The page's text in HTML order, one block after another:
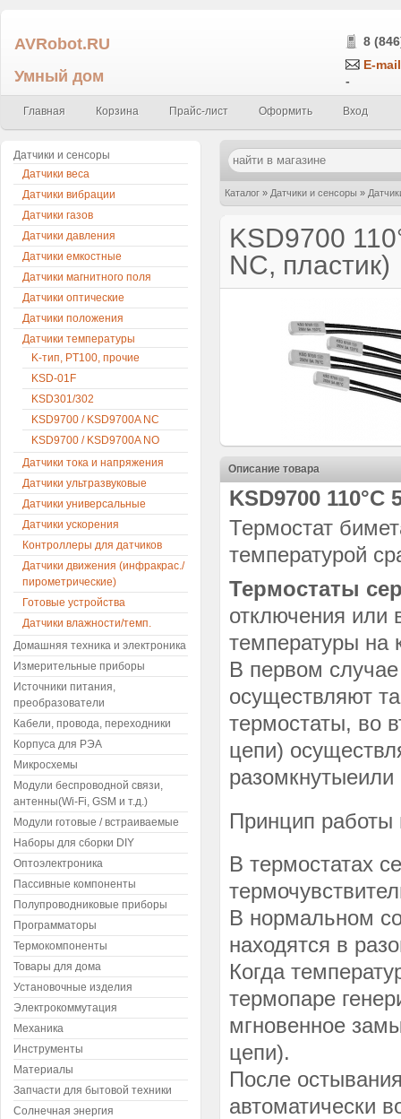
AVRobot.RU
Умный дом
8
E-
-
Главная Корзина Прайс-лист Оформить Вход
Каталог » Датчики и сенсоры »
KSD9700
NC, пластик)
Описание товара
KSD9700
Термостат
температурой
Термостаты
отключения или
температуры на
В первом
осуществляют
термостаты, во
цепи)
Принцип работы
В термостатах
В нормальном
находятся в
Когда
термопаре
мгновенное
цепи).
После
автоматически
Датчики и сенсоры
Датчики веса
Датчики вибрации
Датчики газов
Датчики давления
Датчики емкостные
Датчики магнитного поля
Датчики оптические
Датчики положения
Датчики температуры
K-тип, PT100, прочие
KSD-01F
KSD301/302
KSD9700 / KSD9700A NC
KSD9700 / KSD9700A NO
Датчики тока и напряжения
Датчики ультразвуковые
Датчики универсальные
Датчики ускорения
Контроллеры для датчиков
Датчики движения (инфракрас./
пирометрические)
Готовые устройства
Датчики влажности/темп.
Домашняя техника и электроника
Измерительные приборы
Источники питания,
преобразователи
Кабели, провода, переходники
Корпуса для РЭА
Микросхемы
Модули беспроводной связи,
антенны(Wi-Fi, GSM и т.д.)
Модули готовые / встраиваемые
Наборы для сборки DIY
Оптоэлектроника
Пассивные компоненты
Полупроводниковые приборы
Программаторы
Термокомпоненты
Товары для дома
Установочные изделия
Электрокоммутация
Механика
Инструменты
Материалы
Запчасти для бытовой техники
Солнечная энергия